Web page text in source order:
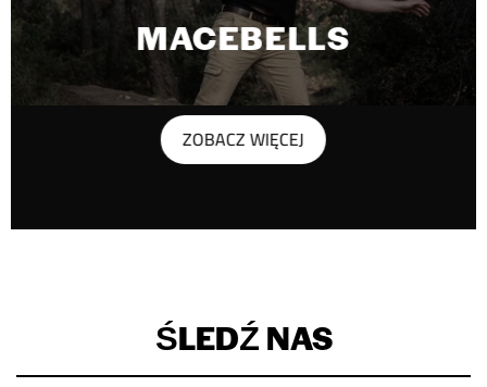
MACEBELLS
ZOBACZ WIĘCEJ
ŚLEDŹ NAS